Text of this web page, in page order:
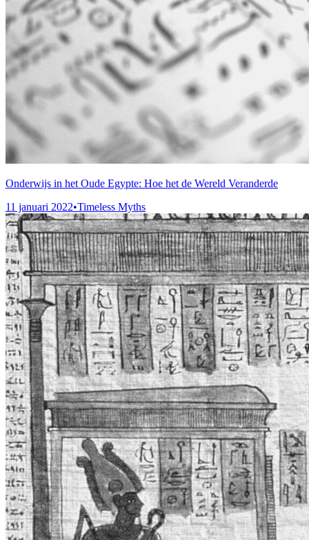
Onderwijs in het Oude Egypte: Hoe het de Wereld Veranderde
11 januari 2022•Timeless Myths